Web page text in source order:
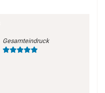
Gesamteindruck